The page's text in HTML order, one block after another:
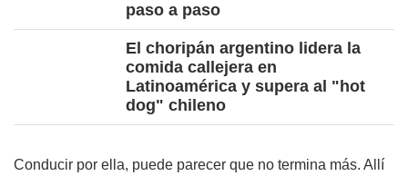
paso a paso
El choripán argentino lidera la
comida callejera en
Latinoamérica y supera al "hot
dog" chileno
Conducir por ella, puede parecer que no termina más. Allí